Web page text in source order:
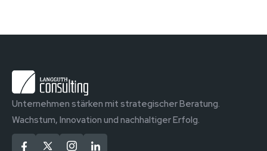
Unternehmen stärken mit strategischer Beratung.
Wachstum, Innovation und nachhaltiger Erfolg.